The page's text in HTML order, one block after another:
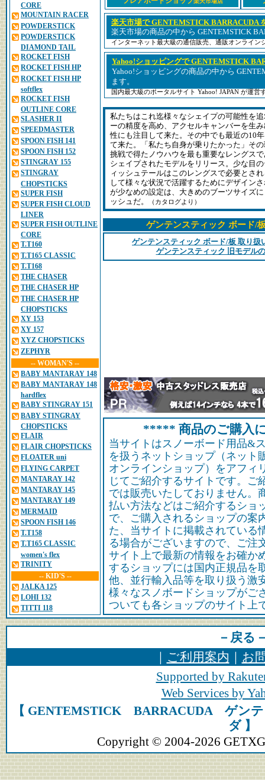
CORE
MOUNTAIN RACER
POWDERSTICK
POWDERSTICK
DIAMOND TAIL
ROCKET FISH
ROCKET FISH HP
ROCKET FISH HP
softflex
ROCKET FISH
OUTLINE CORE
SLASHER II
SPEEDMASTER
SPOON FISH 141
SPOON FISH 152
STINGRAY 155
STINGRAY
CHOPSTICKS
SUPER FISH
SUPER FISH CLOUD
LINER
SUPER FISH OUTLINE
CORE
T.T160
T.T165 CLASSIC
T.T168
THE CHASER
THE CHASER HP
THE CHASER HP
CHOPSTICKS
XY 153
XY 157
XYZ CHOPSTICKS
ZEPHYR
-- WOMAN'S --
BABY MANTARAY 148
BABY MANTARAY 148
hardflex
BABY STINGRAY 151
BABY STINGRAY
CHOPSTICKS
FLAIR
FLAIR CHOPSTICKS
FLOATER uni
FLYING CARPET
MANTARAY 142
MANTARAY 145
MANTARAY 149
MERMAID
SPOON FISH 146
T.T158
T.T165 CLASSIC
women's flex
TRINITY
-- KID'S --
JALKA 125
LOHI 132
TITTI 118
楽天市場で GENTEMSTICK BARRACUDA
楽天市場の商品の中から GENTEMSTICK
インターネット最大級の通信販売、通販オンライン
Yahoo!ショッピングで GENTEMSTICK
Yahoo!ショッピングの商品の中から
ます。
国内最大級のポータルサイト Yahoo! JAPAN が運営
私たちはこれ迄様々なシェイプの可能性を
ーの精度を高め、アクセルキャンバーを生
性にも注目して来た。その中でも最近の10
て来た。「私たち自身が乗りたかった」そ
挑戦で得たノウハウを最も重要なレングス
シェイプされたモデルをリリース。少な目
ィッシュテールはこのレングスで必要とさ
して様々な状況で活躍するためにデザイン
が少なめの設定は、大きめのブーツサイズ
ッシュだ。
（カタログより）
ゲンテンスティック ボード/
ゲンテンスティック ボード/板 取り扱
ゲンテンスティック 旧モデル
***** 商品のご購入
当サイトはスノーボード用品&
を扱うネットショップ（ネット
オンラインショップ）をアフィ
じてご紹介するサイトです。ご
では販売いたしておりません。
払い方法などはご紹介するショ
で、ご購入されるショップの案
た、当サイトに掲載されている
る場合がございますので、ご注
サイト上で最新の情報をお確か
するショップには国内正規品を
他、並行輸入品等を取り扱う激
様々なスノボードショップがご
ついても各ショップのサイト上
－戻る
｜ ご利用案内 ｜ お
Supported by
Web Services by
【 GENTEMSTICK BARRACUDA ゲン
ダ 】
Copyright © 2004-2026